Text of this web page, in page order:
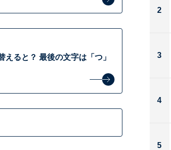
えると？ 最後の文字は「つ」
2
3
4
5